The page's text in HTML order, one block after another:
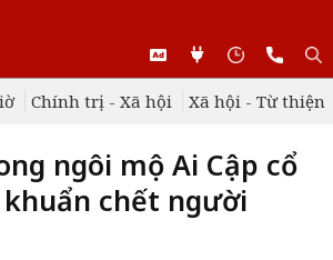
Chính trị - Xã hội Xã hội - Từ thiện
ngôi mộ Ai Cập cổ
chết người